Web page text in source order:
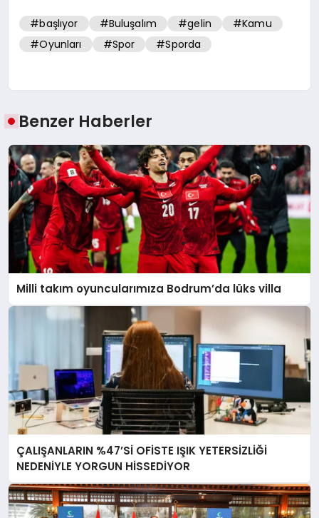
#başlıyor #Buluşalım #gelin
#Kamu
#Oyunları
#Spor #Sporda
Benzer Haberler
Milli takım oyuncularımıza Bodrum’da lüks villa
ÇALIŞANLARIN %47’Sİ OFİSTE IŞIK YETERSİZLİĞİ
NEDENİYLE YORGUN HİSSEDİYOR